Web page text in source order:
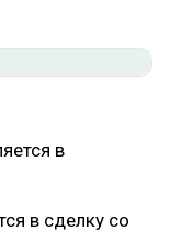
в
в сделку со